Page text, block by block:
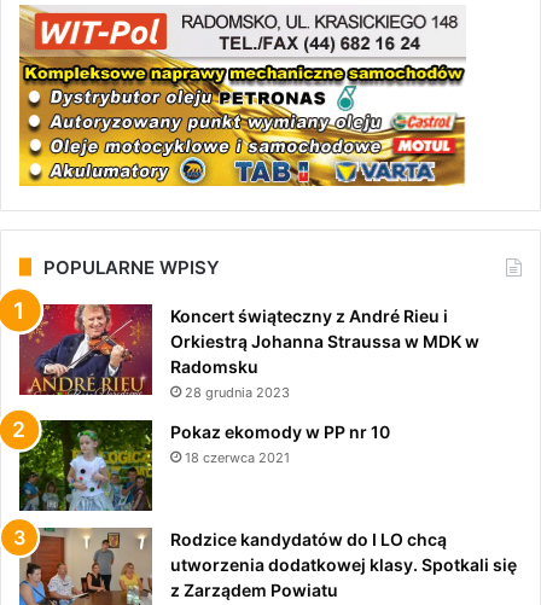
POPULARNE WPISY
Koncert świąteczny z André Rieu i
Orkiestrą Johanna Straussa w MDK w
Radomsku
28 grudnia 2023
Pokaz ekomody w PP nr 10
18 czerwca 2021
Rodzice kandydatów do I LO chcą
utworzenia dodatkowej klasy. Spotkali się
z Zarządem Powiatu